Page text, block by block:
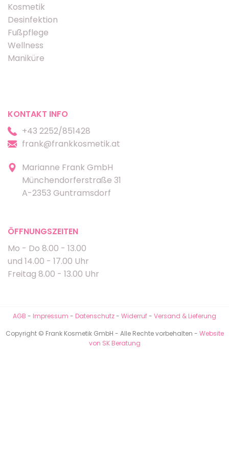
Kosmetik
Desinfektion
Fußpflege
Wellness
Maniküre
KONTAKT INFO
+43 2252/851428
frank@frankkosmetik.at
Marianne Frank GmbH
Münchendorferstraße 31
A-2353 Guntramsdorf
ÖFFNUNGSZEITEN
Mo - Do 8.00 - 13.00
und 14.00 - 17.00 Uhr
Freitag 8.00 - 13.00 Uhr
AGB - Impressum - Datenschutz- Widerruf- Versand & Lieferung
Copyright © Frank Kosmetik GmbH - Alle Rechte vorbehalten - Website
von SK Beratung